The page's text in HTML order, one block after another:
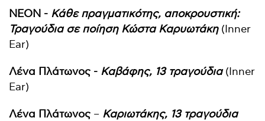
ΝΕΟΝ - Κάθε πραγματικότης, αποκρουστική:
Τραγούδια σε ποίηση Κώστα Καρυωτάκη(Inner
Ear)
Λένα Πλάτωνος - Καβάφης, 13 τραγούδια(Inner
Ear)
Λένα Πλάτωνος – Καριωτάκης, 13 τραγούδια